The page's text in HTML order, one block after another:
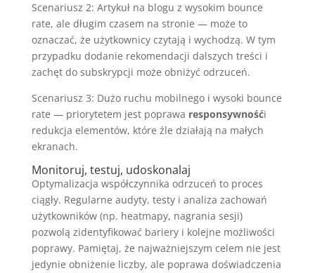
Scenariusz 2: Artykuł na blogu z wysokim bounce
rate, ale długim czasem na stronie — może to
oznaczać, że użytkownicy czytają i wychodzą. W tym
przypadku dodanie rekomendacji dalszych treści i
zachęt do subskrypcji może obniżyć odrzuceń.
Scenariusz 3: Dużo ruchu mobilnego i wysoki bounce
rate — priorytetem jest poprawa responsywnośći
redukcja elementów, które źle działają na małych
ekranach.
Monitoruj, testuj, udoskonalaj
Optymalizacja współczynnika odrzuceń to proces
ciągły. Regularne audyty, testy i analiza zachowań
użytkowników (np. heatmapy, nagrania sesji)
pozwolą zidentyfikować bariery i kolejne możliwości
poprawy. Pamiętaj, że najważniejszym celem nie jest
jedynie obniżenie liczby, ale poprawa doświadczenia